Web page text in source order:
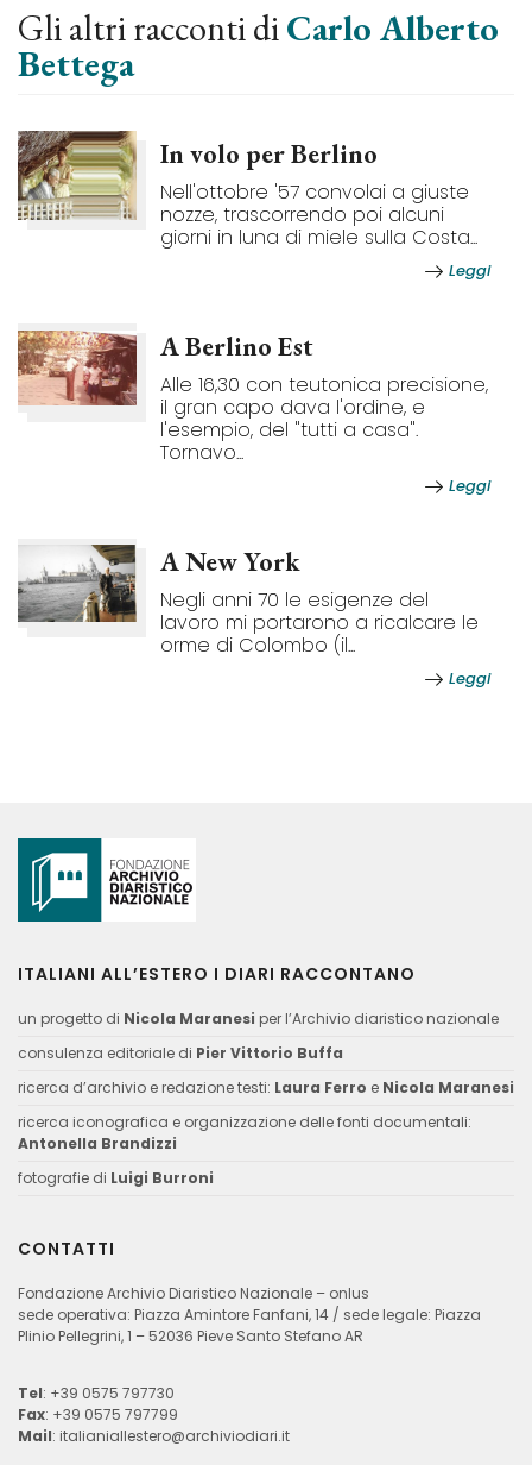
Gli altri racconti diCarlo Alberto
Bettega
In volo per Berlino
Nell'ottobre '57 convolai a giuste
nozze, trascorrendo poi alcuni
giorni in luna di miele sulla Costa...
Leggi
A Berlino Est
Alle 16,30 con teutonica precisione,
il gran capo dava l'ordine, e
l'esempio, del "tutti a casa".
Tornavo...
Leggi
A New York
Negli anni 70 le esigenze del
lavoro mi portarono a ricalcare le
orme di Colombo (il...
Leggi
ITALIANI ALL’ESTERO I DIARI RACCONTANO
un progetto di Nicola Maranesi per l’Archivio diaristico nazionale
consulenza editoriale di Pier Vittorio Buffa
ricerca d’archivio e redazione testi: Laura Ferro e Nicola Maranesi
ricerca iconografica e organizzazione delle fonti documentali:
Antonella Brandizzi
fotografie di Luigi Burroni
CONTATTI
Fondazione Archivio Diaristico Nazionale – onlus
sede operativa: Piazza Amintore Fanfani, 14 / sede legale: Piazza
Plinio Pellegrini, 1 – 52036 Pieve Santo Stefano AR
Tel: +39 0575 797730
Fax: +39 0575 797799
Mail: italianiallestero@archiviodiari.it